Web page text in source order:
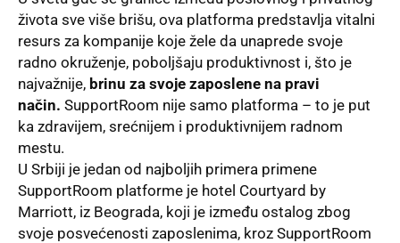
života sve više brišu, ova platforma predstavlja vitalni
resurs za kompanije koje žele da unaprede svoje
radno okruženje, poboljšaju produktivnost i, što je
najvažnije, brinu za svoje zaposlene na pravi
način. SupportRoom nije samo platforma – to je put
ka zdravijem, srećnijem i produktivnijem radnom
mestu.
U Srbiji je jedan od najboljih primera primene
SupportRoom platforme je hotel Courtyard by
Marriott, iz Beograda, koji je između ostalog zbog
svoje posvećenosti zaposlenima, kroz SupportRoom